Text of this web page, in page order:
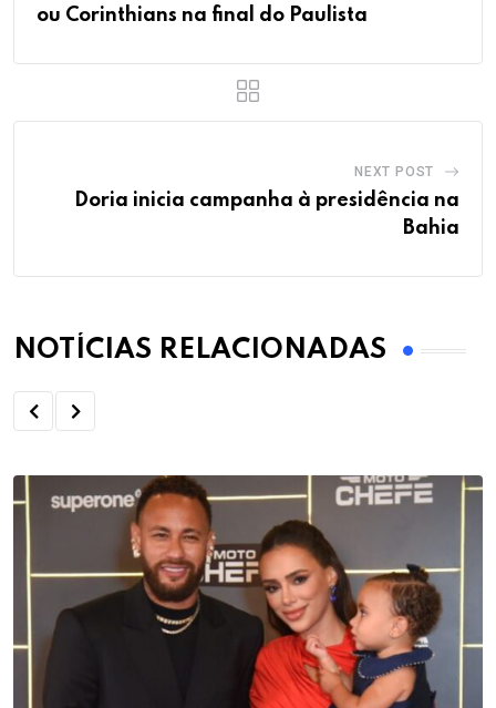
ou Corinthians na final do Paulista
NEXT POST
Doria inicia campanha à presidência na
Bahia
NOTÍCIAS RELACIONADAS